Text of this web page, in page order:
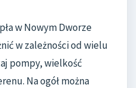
w Nowym Dworze
w zależności od wielu
pompy, wielkość
Na ogół można